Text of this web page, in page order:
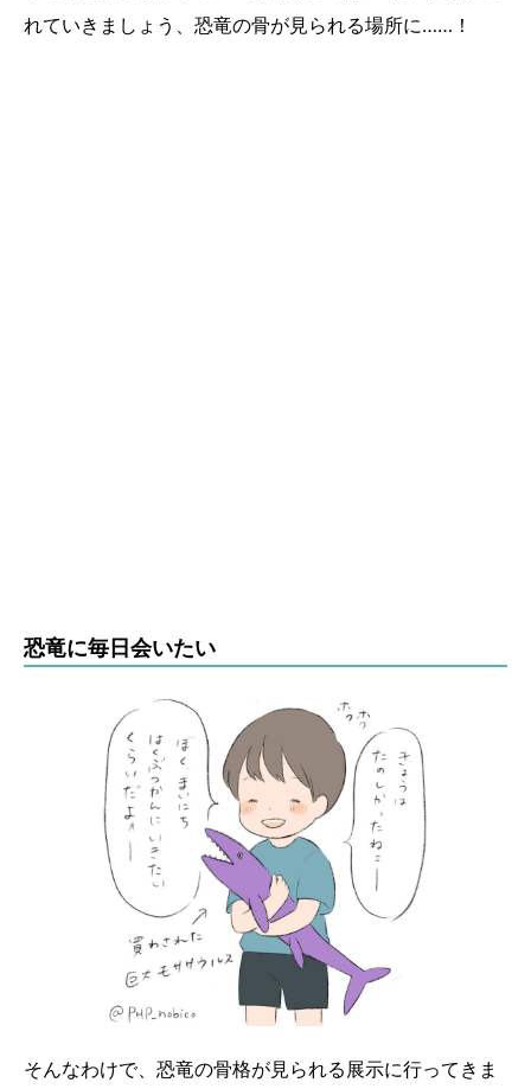
れていきましょう、恐竜の骨が見られる場所に……！
恐竜に毎日会いたい
そんなわけで、恐竜の骨格が見られる展示に行ってきま